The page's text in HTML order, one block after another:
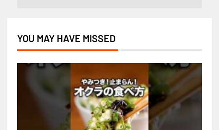
YOU MAY HAVE MISSED